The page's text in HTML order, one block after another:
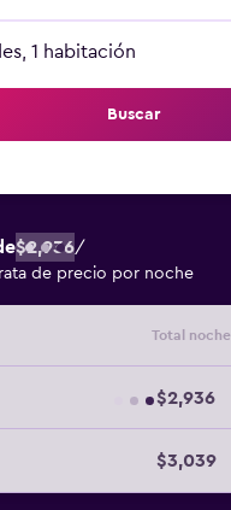
1 habitación
Buscar
$2,936/
de precio por noche
Total noche
$2,936
$3,039